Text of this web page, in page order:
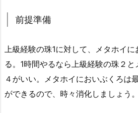
前提準備
上級経験の珠1に対して、メタホイ
る。1時間やるなら上級経験の珠２
４がいい。メタホイにおいぶくろは
ができるので、時々消化しましょう。